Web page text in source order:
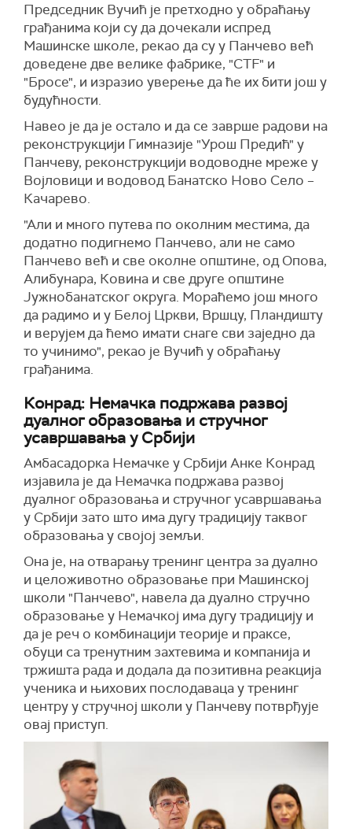
Председник Вучић је претходно у обраћању
грађанима који су да дочекали испред
Машинске школе, рекао да су у Панчево већ
доведене две велике фабрике, "CTF" и
"Бросе", и изразио уверење да ће их бити још у
будућности.
Навео је да је остало и да се заврше радови на
реконструкцији Гимназије "Урош Предић" у
Панчеву, реконструкцији водоводне мреже у
Војловици и водовод Банатско Ново Село –
Качарево.
"Али и много путева по околним местима, да
додатно подигнемо Панчево, али не само
Панчево већ и све околне општине, од Опова,
Алибунара, Ковина и све друге општине
Јужнобанатског округа. Мораћемо још много
да радимо и у Белој Цркви, Вршцу, Пландишту
и верујем да ћемо имати снаге сви заједно да
то учинимо", рекао је Вучић у обраћању
грађанима.
Конрад: Немачка подржава развој
дуалног образовања и стручног
усавршавања у Србији
Амбасадорка Немачке у Србији Анке Конрад
изјавила је да Немачка подржава развој
дуалног образовања и стручног усавршавања
у Србији зато што има дугу традицију таквог
образовања у својој земљи.
Она је, на отварању тренинг центра за дуално
и целоживотно образовање при Машинској
школи "Панчево", навела да дуално стручно
образовање у Немачкој има дугу традицију и
да је реч о комбинацији теорије и праксе,
обуци са тренутним захтевима и компанија и
тржишта рада и додала да позитивна реакција
ученика и њихових послодаваца у тренинг
центру у стручној школи у Панчеву потврђује
овај приступ.